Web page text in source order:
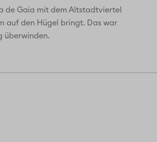
de Gaia mit dem Altstadtviertel
auf den Hügel bringt. Das war
überwinden.